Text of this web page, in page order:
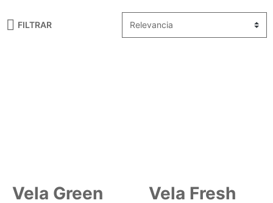
FILTRAR
Vela Green
Vela Fresh